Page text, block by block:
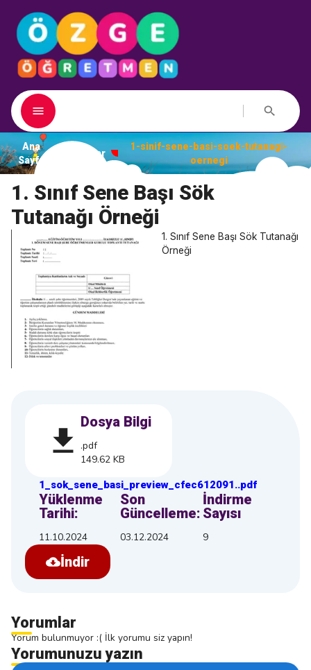
Ana
Sayfa
Dosyalar
1-sinif-sene-basi-soek-tutanagi-
oernegi
1. Sınıf Sene Başı Sök
Tutanağı Örneği
1. Sınıf Sene Başı Sök Tutanağı
Örneği
Dosya Bilgi
.pdf
149.62 KB
1_sok_sene_basi_preview_cfec612091..pdf
Yüklenme
Tarihi:
11.10.2024
Son
Güncelleme:
03.12.2024
İndirme
Sayısı
9
İndir
Yorumlar
Yorum bulunmuyor :( İlk yorumu siz yapın!
Yorumunuzu yazın